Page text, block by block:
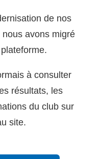
de nos
avons migré
à consulter
résultats, les
du club sur
site.